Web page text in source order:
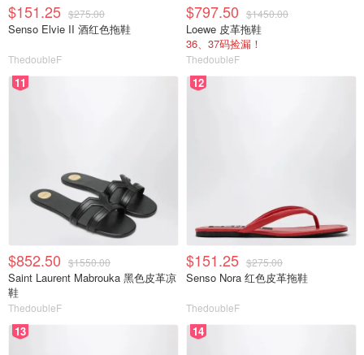
$151.25 $275.00
Senso Elvie II 酒红色拖鞋
ThedoubleF
$797.50 $1450.00
Loewe 皮革拖鞋
36、37码捡漏！
ThedoubleF
11
$852.50 $1550.00
Saint Laurent Mabrouka 黑色皮革凉
鞋
ThedoubleF
12
$151.25 $275.00
Senso Nora 红色皮革拖鞋
ThedoubleF
13 14